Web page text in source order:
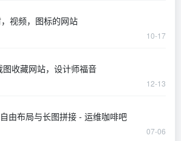
视频，图标的网站
10-17
收藏网站，设计师福音
12-13
由布局与长图拼接 - 运维咖啡吧
07-06